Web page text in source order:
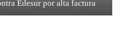
Edesur por alta factura